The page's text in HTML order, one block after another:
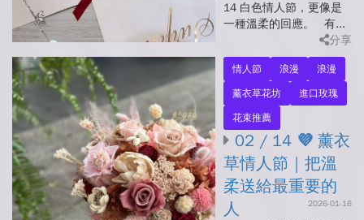
14 白色情人節，更像是
一種溫柔的回應。 有...
分享
情人節 浪漫
浪漫
薰衣草花坊
進口玫瑰
花束推薦
02 / 14 💜 薰衣
草情人節｜把溫
柔送給最重要的
人
2026-01-16